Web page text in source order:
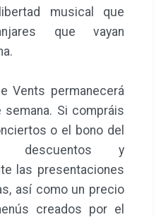
las presentaciones
así como un precio
creados por el
encuentro entre dos
que maridan a la
1